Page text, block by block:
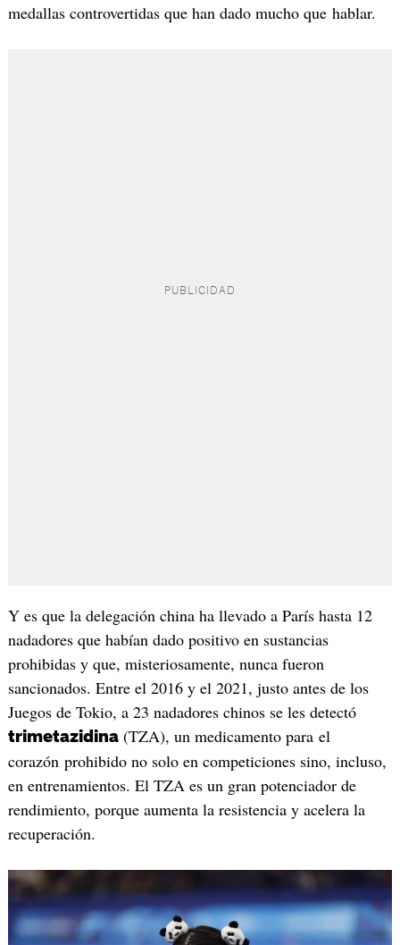
medallas controvertidas que han dado mucho que hablar.
Y es que la delegación china ha llevado a París hasta 12
nadadores que habían dado positivo en sustancias
prohibidas y que, misteriosamente, nunca fueron
sancionados. Entre el 2016 y el 2021, justo antes de los
Juegos de Tokio, a 23 nadadores chinos se les detectó
trimetazidina(TZA), un medicamento para el
corazón prohibido no solo en competiciones sino, incluso,
en entrenamientos. El TZA es un gran potenciador de
rendimiento, porque aumenta la resistencia y acelera la
recuperación.